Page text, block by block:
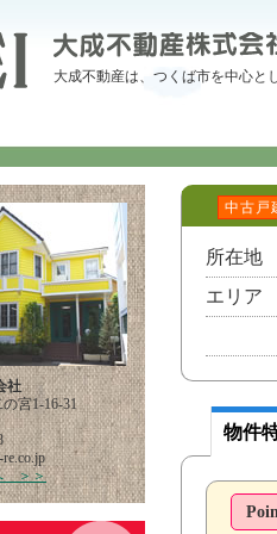
大成不動産は、つくば市を中心と
社
宮1-16-31
＞＞
中古戸
所在地
エリア
物件